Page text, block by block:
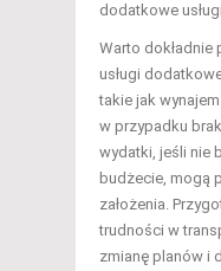
dodatkowe
Warto
usługi
takie jak
w przypadku
wydatki, jeśli nie
budżecie, mogą
założenia.
trudności w
zmianę planów i